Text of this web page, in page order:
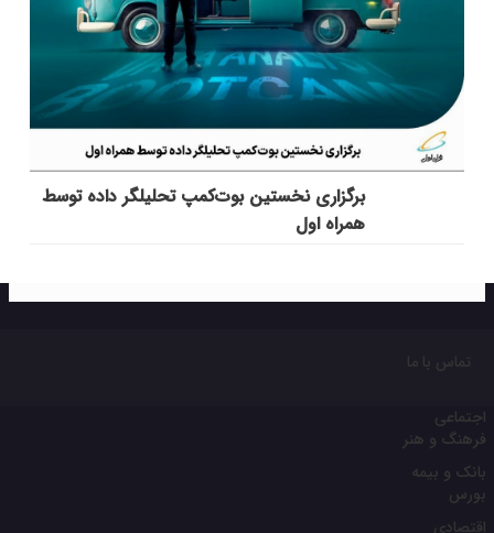
برگزاری نخستین بوت‌کمپ تحلیلگر داده توسط
همراه اول
تماس با ما
اجتماعی
فرهنگ و هنر
بانک و بیمه
بورس
اقتصادی